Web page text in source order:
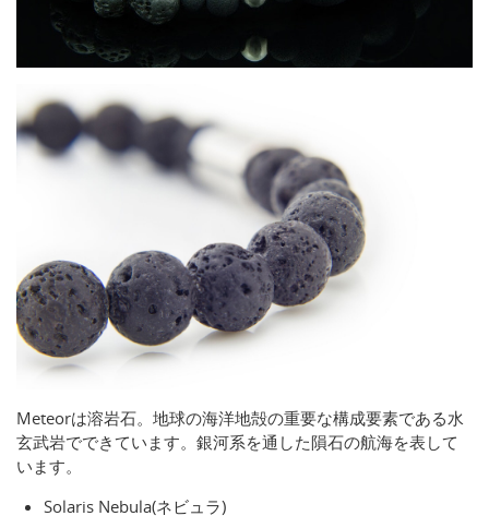
Meteorは溶岩石。地球の海洋地殻の重要な構成要素である水
玄武岩でできています。銀河系を通した隕石の航海を表して
います。
Solaris Nebula(ネビュラ)